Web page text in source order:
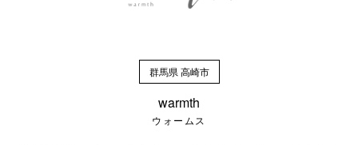
群馬県 高崎市
warmth
ウォームス